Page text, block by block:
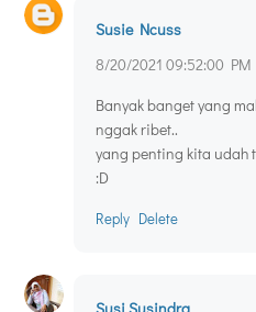
Susie Ncuss
8/20/2021 09:52:00 PM
Banyak banget yang
nggak ribet..
yang penting kita udah
:D
Reply Delete